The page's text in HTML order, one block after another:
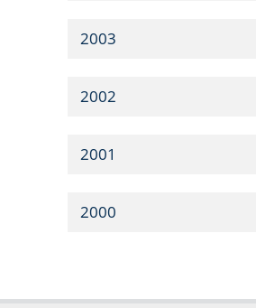
2003
2002
2001
2000